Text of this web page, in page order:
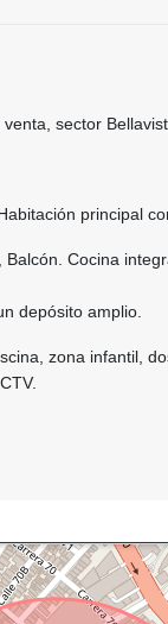
sector
principal
Balcón. Cocina
depósito amplio.
zona infantil,